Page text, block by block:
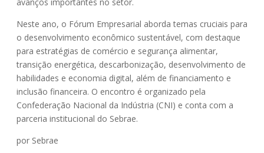
Neste ano, o Fórum Empresarial aborda temas cruciais para
o desenvolvimento econômico sustentável, com destaque
para estratégias de comércio e segurança alimentar,
transição energética, descarbonização, desenvolvimento de
habilidades e economia digital, além de financiamento e
inclusão financeira. O encontro é organizado pela
Confederação Nacional da Indústria (CNI) e conta com a
parceria institucional do Sebrae.
por Sebrae